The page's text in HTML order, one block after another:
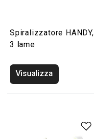
Spiralizzatore HANDY,
3 lame
Visualizza